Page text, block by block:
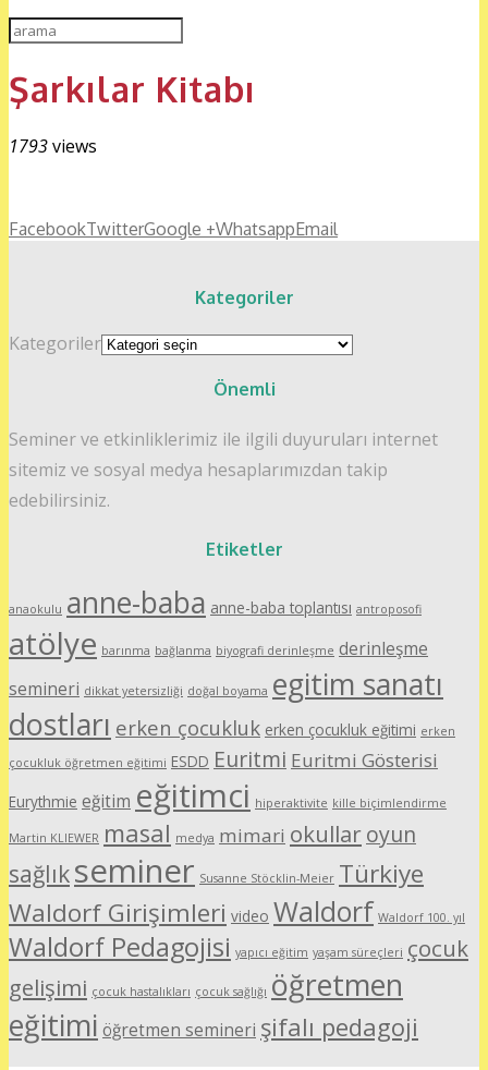
Şarkılar Kitabı
1793views
FacebookTwitterGoogle +WhatsappEmail
Kategoriler
Kategoriler
Önemli
Seminer ve etkinliklerimiz ile ilgili duyuruları internet
sitemiz ve sosyal medya hesaplarımızdan takip
edebilirsiniz.
Etiketler
anaokulu anne-baba anne-baba toplantısı antroposofi
atölye barınma bağlanma biyografi derinleşme derinleşme
semineri dikkat yetersizliği doğal boyama egitim sanatı
dostları erken çocukluk erken çocukluk eğitimi erken
çocukluk öğretmen eğitimi ESDD Euritmi Euritmi Gösterisi
Eurythmie eğitim eğitimci hiperaktivite kille biçimlendirme
Martin KLIEWER masal medya mimari okullaroyun
sağlıkseminer Susanne Stöcklin-Meier Türkiye
Waldorf Girişimleri video Waldorf Waldorf 100. yıl
Waldorf Pedagojisi yapıcı eğitim yaşam süreçleri çocuk
gelişimi çocuk hastalıkları çocuk sağlığı öğretmen
eğitimi öğretmen semineri şifalı pedagoji